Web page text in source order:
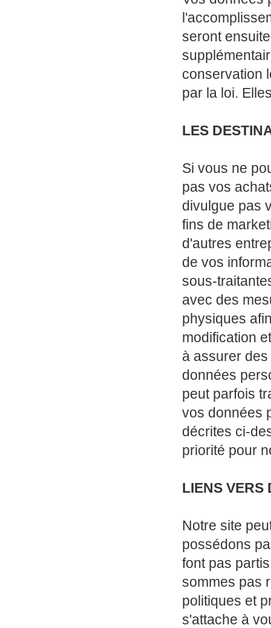
seront
conservation
par la loi.
LES
Si vous ne
pas vos
divulgue pas
fins de
d'autres
de vos
sous-
avec des
physiques
modification
à assurer
données
peut parfois
vos données
décrites ci-
priorité pour
LIENS VERS
Notre site
possédons
font pas
sommes pas
politiques et
s'attache à